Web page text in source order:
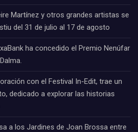
Martínez y otros grandes artistas se
del 31 de julio al 17 de agosto
ha concedido el Premio Nenúfar
con el Festival In-Edit, trae un
dedicado a explorar las historias
a los Jardines de Joan Brossa entre